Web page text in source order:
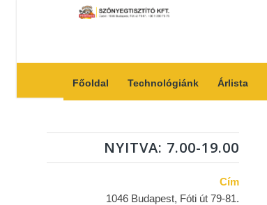
Főoldal Technológiánk Árlista
NYITVA: 7.00-19.00
Cím
1046 Budapest, Fóti út 79-81.